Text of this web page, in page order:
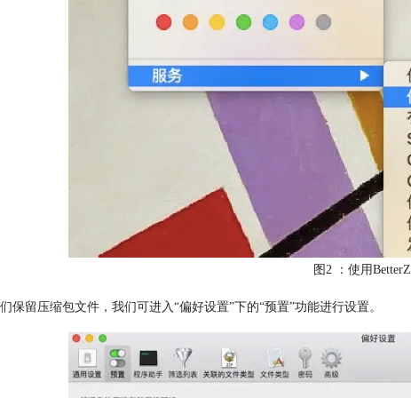
图2 ：使用
保留压缩包文件，我们可进入“偏好设置”下的“预置”功能进行设置。